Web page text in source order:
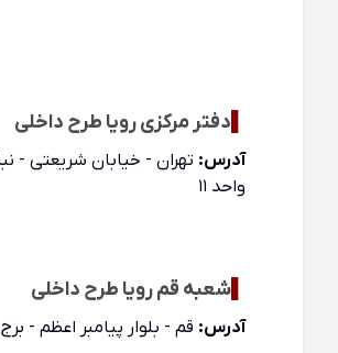
دفتر مرکزی رویا طرح داخلی
آدرس: تهران - خیابان شریعتی -
واحد 11
شعبه قم رویا طرح داخلی
آدرس: قم - بلوار پیامبر اعظم - برج